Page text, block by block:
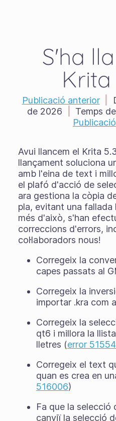
S'ha
Krita
Publicació anterior
de 2026
Temps
Avui llancem el Krita
llançament soluciona
amb l'eina de text i
el plafó d'acció de
ara gestiona la còpia
pla, evitant una fallada
més d'això, s'han
correccions d'errors,
col·laboradors nous!
Corregeix la
capes passats al
Corregeix la
importar .kra com
Corregeix la
qt6 i millora la
lletres (error
Corregeix el text
quan es crea en
516006)
Fa que la selecció
canviï la selecció